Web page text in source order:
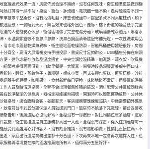
窗簾遮光效果一流，房間佈局合理不擁擠，沒有任何異味，衞生標準更是做到極
姨打掃得一絲不苟，桌面、窗台、牀頭櫃、電視櫃一塵不染，邊角縫隙看不到一
單被罩平整柔軟，沒有污漬毛髮，床墊軟硬適中，搭配多款不同高度枕頭，躺下
途疲憊，一覺睡到天亮，隔音效果也格外出色，走廊、樓下街道的噪音幾乎完全
淺的人也能安心休息。衞浴區域做了完整乾濕分離，玻璃隔斷乾淨透亮，淋浴水
，水温調節靈敏不會忽冷忽熱，洗漱台鏡面清晰還配有補光燈，一次性洗漱用品
浴巾毛巾蓬鬆乾燥無異味，衞生間地面乾燥防滑，智能馬桶使用體驗很好，房間
分齊全，高清大屏電視支持手機投屏，書桌尺寸足夠辦公，USB插座分佈在床頭
便，迷你冰箱存放飲品温度適宜，中央空調控温精準，加濕器、晾衣架、吹風機
細節考慮得面面俱到。自助早餐是一大驚喜，開餐時段品類豐富兼顧中西口味，
餛飩、麪條、蒸餃包子、雜糧粥、鹵味小菜，西式有麪包蛋糕、煎蛋培根、沙拉
涵蓋牛奶豆漿、咖啡果汁，食材新鮮每日更換，味道地道不敷衍，用餐區乾淨整
作人員及時清理桌面，全程不會出現餐盤堆積的情況。酒店配套公共區域同樣完
有乾淨整潔的健身房，器械定期維護無損壞，閑暇時可以簡單運動放鬆，公共休
發桌椅，適合臨時會客、歇腳聊天，客房服務響應速度超快，中途需要額外礦泉
致電前台不到五分鐘保潔人員就送到門口，退房時不慎落下充電線，前台妥善收
繫告知，後續還貼心協助郵寄，全程沒有一絲敷衍。對比同價位眾多酒店，這家
設施、衞生管控還是員工服務都高出一大截，全程沒有踩雷，從入住到離店每一
感受到酒店用心對待客人，沒有刻意推銷、沒有隱形消費，性價比直接拉滿，不
遊、家庭出行還是商務出差都十分合適，下次再來本地一定會再次選擇入住，也
服務與環境雙在線的酒店推薦給所有人，值得滿分五星好評。